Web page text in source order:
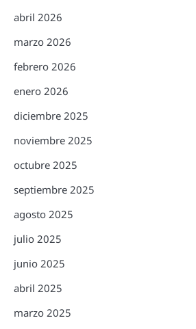
abril 2026
marzo 2026
febrero 2026
enero 2026
diciembre 2025
noviembre 2025
octubre 2025
septiembre 2025
agosto 2025
julio 2025
junio 2025
abril 2025
marzo 2025